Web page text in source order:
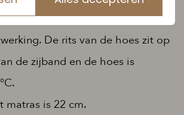
een antibacteriële en
De rits van de hoes zit op
de zijband en de hoes is
matras is 22 cm.